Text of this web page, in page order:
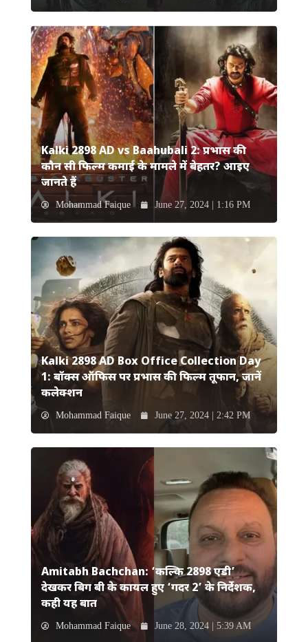
Kalki 2898 AD vs Baahubali 2: प्रभास की
कौन सी फिल्म कमाई के मामले में बेहतर? आइए
जानते हैं
Mohammad Faique June 27, 2024 | 1:16 PM
Kalki 2898 AD Box Office Collection Day
1: बॉक्स ऑफिस पर प्रभास की फिल्म तूफान, जानें
कलेक्शन
Mohammad Faique June 27, 2024 | 2:42 PM
Amitabh Bachchan: ‘कल्कि 2898 एडी’
देखकर बिग बी के कायल हुए ‘गदर 2’ के निर्देशक,
कही यह बात
Mohammad Faique June 28, 2024 | 5:39 AM